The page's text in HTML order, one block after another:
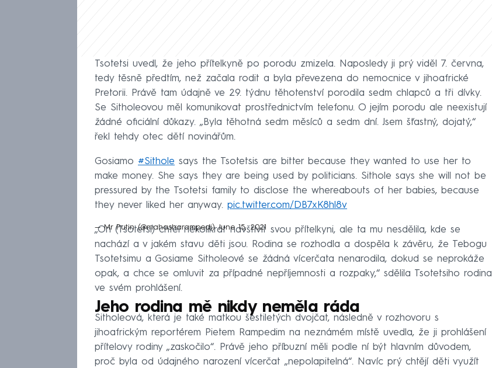
Tsotetsi uvedl, že jeho přítelkyně po porodu zmizela. Naposledy ji prý viděl 7. června,
tedy těsně předtím, než začala rodit a byla převezena do nemocnice v jihoafrické
Pretorii. Právě tam údajně ve 29. týdnu těhotenství porodila sedm chlapců a tři dívky.
Se Sitholeovou měl komunikovat prostřednictvím telefonu. O jejím porodu ale neexistují
žádné oficiální důkazy. „Byla těhotná sedm měsíců a sedm dní. Jsem šťastný, dojatý,“
řekl tehdy otec dětí novinářům.
Gosiamo #Sithole says the Tsotetsis are bitter because they wanted to use her to
make money. She says they are being used by politicians. Sithole says she will not be
pressured by the Tsotetsi family to disclose the whereabouts of her babies, because
they never liked her anyway. pic.twitter.com/DB7xK8hl8v
— Mr Putin (@mahasharampedi)June 15, 2021
„On (Tsotetsi) chtěl několikrát navštívit svou přítelkyni, ale ta mu nesdělila, kde se
nachází a v jakém stavu děti jsou. Rodina se rozhodla a dospěla k závěru, že Tebogu
Tsotetsimu a Gosiame Sitholeové se žádná vícerčata nenarodila, dokud se neprokáže
opak, a chce se omluvit za případné nepříjemnosti a rozpaky,“ sdělila Tsotetsiho rodina
ve svém prohlášení.
Jeho rodina mě nikdy neměla ráda
Sitholeová, která je také matkou šestiletých dvojčat, následně v rozhovoru s
jihoafrickým reportérem Pietem Rampedim na neznámém místě uvedla, že ji prohlášení
přítelovy rodiny „zaskočilo“. Právě jeho příbuzní měli podle ní být hlavním důvodem,
proč byla od údajného narození vícerčat „nepolapitelná“. Navíc prý chtějí děti využít